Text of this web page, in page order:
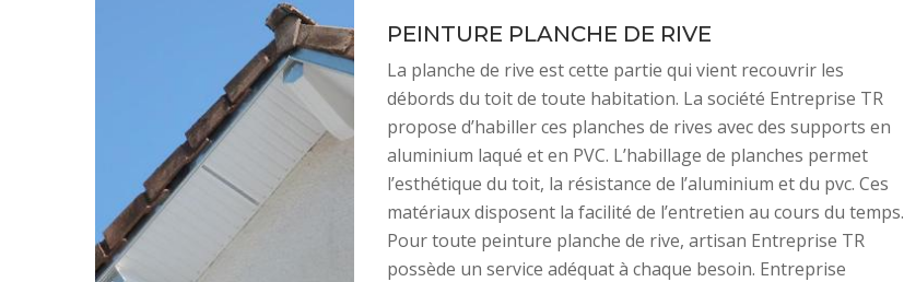
PEINTURE PLANCHE DE RIVE
La planche de rive est cette partie qui vient recouvrir les
débords du toit de toute habitation. La société Entreprise TR
propose d’habiller ces planches de rives avec des supports en
aluminium laqué et en PVC. L’habillage de planches permet
l’esthétique du toit, la résistance de l’aluminium et du pvc. Ces
matériaux disposent la facilité de l’entretien au cours du temps.
Pour toute peinture planche de rive, artisan Entreprise TR
possède un service adéquat à chaque besoin. Entreprise